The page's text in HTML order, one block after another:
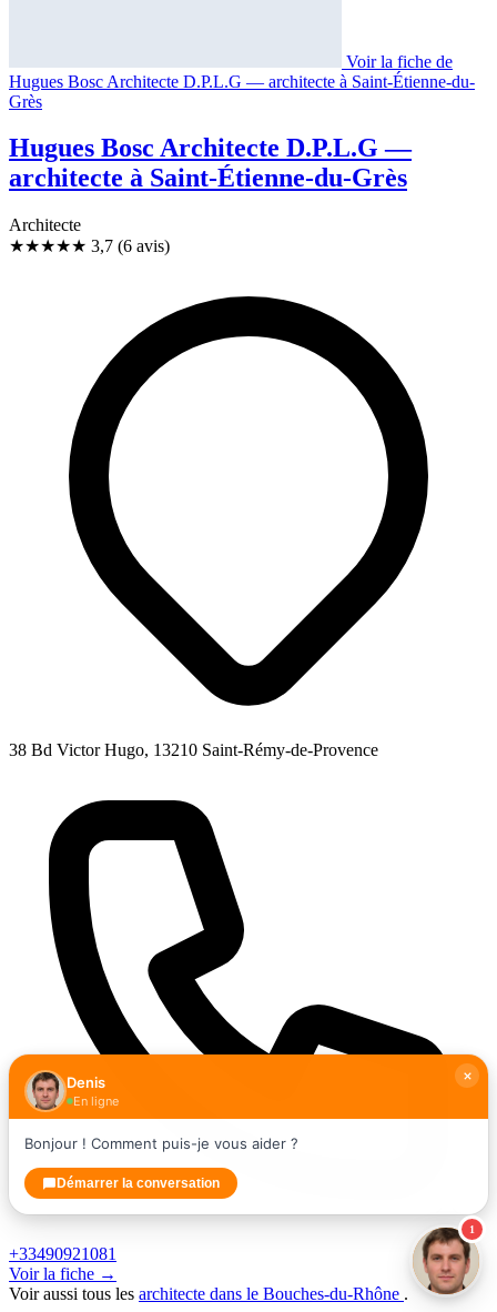
Voir la fiche de
Hugues Bosc Architecte D.P.L.G — architecte à Saint-Étienne-du-
Grès
Hugues Bosc Architecte D.P.L.G —
architecte à Saint-Étienne-du-Grès
Architecte
★★★★★ 3,7 (6 avis)
38 Bd Victor Hugo, 13210 Saint-Rémy-de-Provence
+33490921081
Voir la fiche →
Voir aussi tous les architecte dans le Bouches-du-Rhône .
1
Denis
En ligne
Bonjour ! Comment puis-je vous aider ?
Démarrer la conversation